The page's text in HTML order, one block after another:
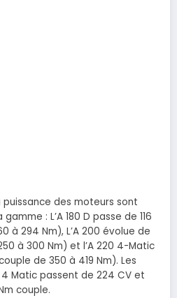
des moteurs sont
: L’A 180 D passe de 116
à 294 Nm), L’A 200 évolue de
à 300 Nm) et l’A 220 4-Matic
de 350 à 419 Nm). Les
Matic passent de 224 CV et
couple.